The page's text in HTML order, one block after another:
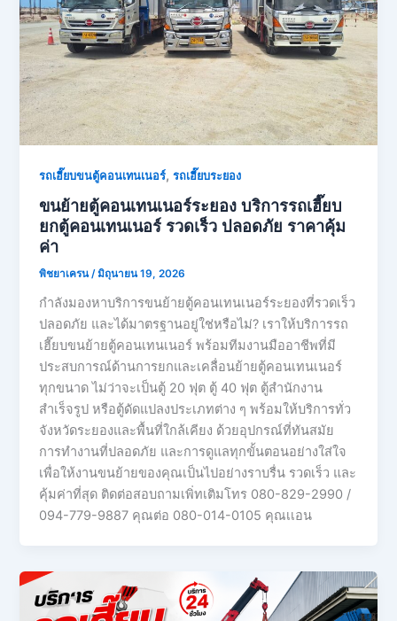
รถเฮี๊ยบขนตู้คอนเทนเนอร์,รถเฮี๊ยบระยอง
ขนย้ายตู้คอนเทนเนอร์ระยอง บริการรถเฮี๊ยบ
ยกตู้คอนเทนเนอร์ รวดเร็ว ปลอดภัย ราคาคุ้ม
ค่า
พิชยาเครน/มิถุนายน 19, 2026
กำลังมองหาบริการขนย้ายตู้คอนเทนเนอร์ระยองที่รวดเร็ว
ปลอดภัย และได้มาตรฐานอยู่ใช่หรือไม่? เราให้บริการรถ
เฮี๊ยบขนย้ายตู้คอนเทนเนอร์ พร้อมทีมงานมืออาชีพที่มี
ประสบการณ์ด้านการยกและเคลื่อนย้ายตู้คอนเทนเนอร์
ทุกขนาด ไม่ว่าจะเป็นตู้ 20 ฟุต ตู้ 40 ฟุต ตู้สำนักงาน
สำเร็จรูป หรือตู้ดัดแปลงประเภทต่าง ๆ พร้อมให้บริการทั่ว
จังหวัดระยองและพื้นที่ใกล้เคียง ด้วยอุปกรณ์ที่ทันสมัย
การทำงานที่ปลอดภัย และการดูแลทุกขั้นตอนอย่างใส่ใจ
เพื่อให้งานขนย้ายของคุณเป็นไปอย่างราบรื่น รวดเร็ว และ
คุ้มค่าที่สุด ติดต่อสอบถามเพิ่ทเติมโทร 080-829-2990 /
094-779-9887 คุณต่อ 080-014-0105 คุณเเอน